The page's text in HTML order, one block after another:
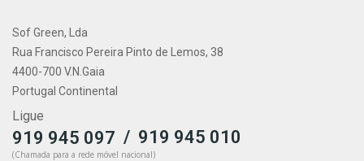
Sof Green, Lda
Rua Francisco Pereira Pinto de Lemos, 38
4400-700 V.N.Gaia
Portugal Continental
Ligue
919 945 097 / 919 945 010
(Chamada para a rede móvel nacional)